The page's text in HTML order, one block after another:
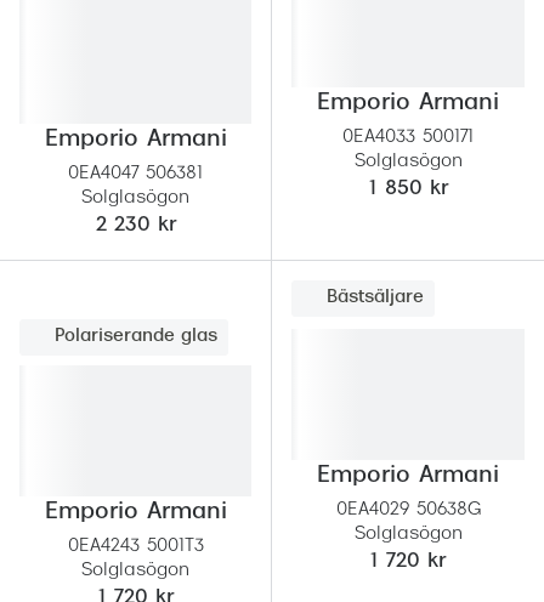
Emporio Armani
0EA4047 506381
Solglasögon
2 230 kr
Emporio Armani
0EA4033 500171
Solglasögon
1 850 kr
Polariserande glas
Emporio Armani
0EA4243 5001T3
Solglasögon
1 720 kr
Bästsäljare
Emporio Armani
0EA4029 50638G
Solglasögon
1 720 kr